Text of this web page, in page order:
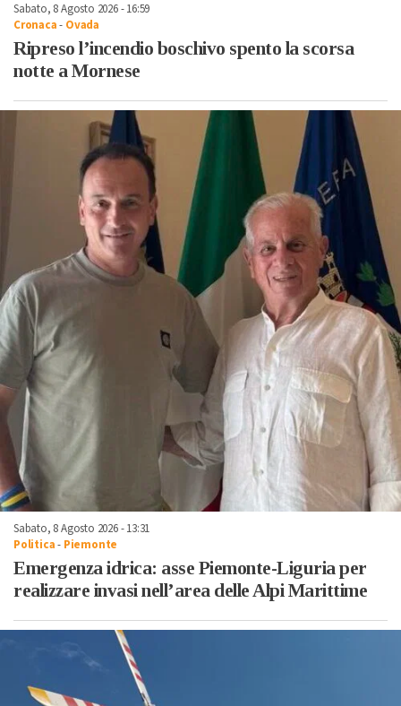
Sabato, 8 Agosto 2026 - 16:59
Cronaca- Ovada
Ripreso l’incendio boschivo spento la scorsa
notte a Mornese
Sabato, 8 Agosto 2026 - 13:31
Politica- Piemonte
Emergenza idrica: asse Piemonte-Liguria per
realizzare invasi nell’area delle Alpi Marittime